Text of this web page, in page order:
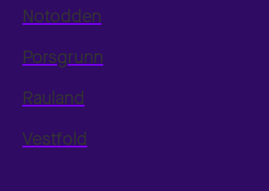
Notodden
Porsgrunn
Rauland
Vestfold